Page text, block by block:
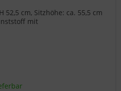
52,5 cm, Sitzhöhe: ca. 55,5 cm
mit